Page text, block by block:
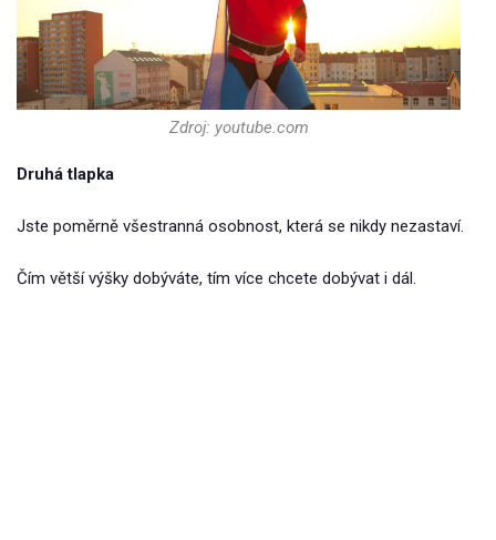
Zdroj: youtube.com
Druhá tlapka
Jste poměrně všestranná osobnost, která se nikdy nezastaví.
Čím větší výšky dobýváte, tím více chcete dobývat i dál.